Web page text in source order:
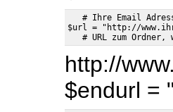
# Ihre Email
$url = "http://
http://
$endurl = "